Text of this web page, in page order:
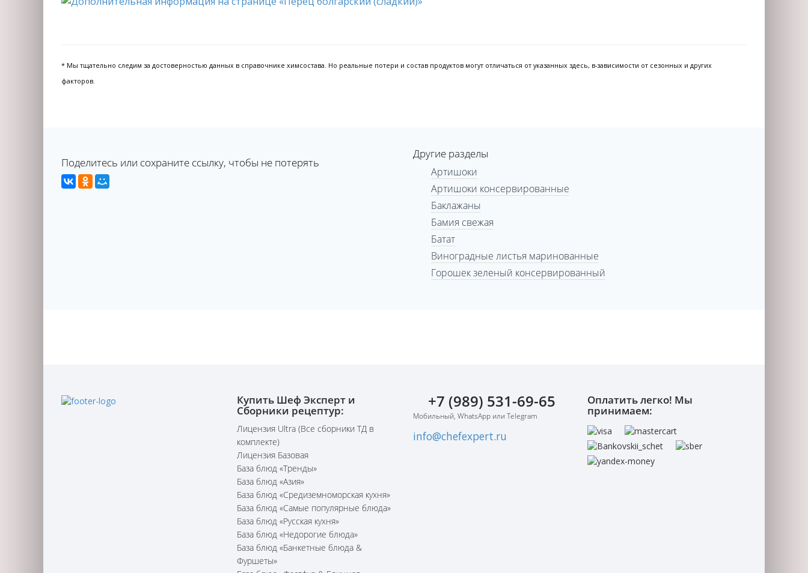
* Мы тщательно следим за достоверностью данных в справочнике химсостава. Но реальные потери и состав продуктов могут отличаться от указанных здесь, в-зависимости от сезонных и других
факторов.
Поделитесь или сохраните ссылку, чтобы не потерять
Другие разделы
Артишоки
Артишоки консервированные
Баклажаны
Бамия свежая
Батат
Виноградные листья маринованные
Горошек зеленый консервированный
Купить Шеф Эксперт и
Сборники рецептур:
Лицензия Ultra (Все сборники ТД в
комплекте)
Лицензия Базовая
База блюд «Тренды»
База блюд «Азия»
База блюд «Средиземноморская кухня»
База блюд «Самые популярные блюда»
База блюд «Русская кухня»
База блюд «Недорогие блюда»
База блюд «Банкетные блюда &
Фуршеты»
+7 (989) 531-69-65
Мобильный, WhatsApp или Telegram
info@chefexpert.ru
Оплатить легко! Мы
принимаем: